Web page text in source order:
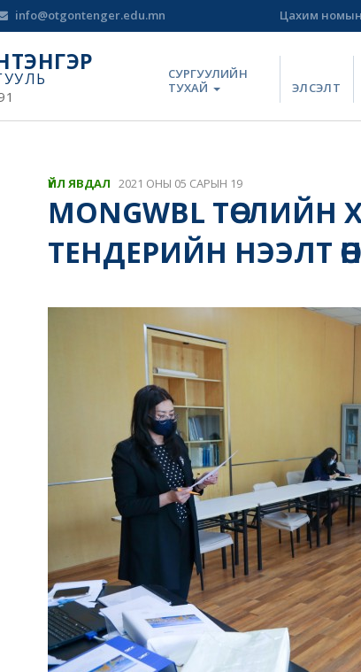
info@otgontenger.edu.mn Цахим
СУРГУУЛИЙН
ТУХАЙ
ЭЛСЭЛТ
ҮЙЛ ЯВДАЛ 2021 ОНЫ 05 САРЫН 19
MONGWBL
ТЕНДЕРИЙН НЭЭЛТ